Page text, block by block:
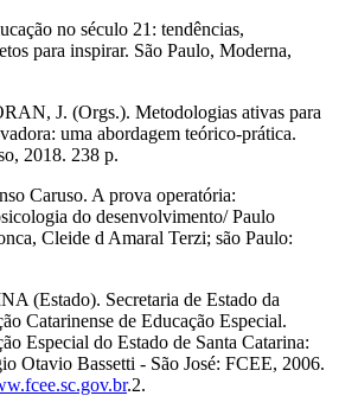
no século 21: tendências,
para inspirar. São Paulo, Moderna,
J. (Orgs.). Metodologias ativas para
uma abordagem teórico-prática.
2018. 238 p.
Caruso. A prova operatória:
do desenvolvimento/ Paulo
Cleide d Amaral Terzi; são Paulo:
(Estado). Secretaria de Estado da
Catarinense de Educação Especial.
Especial do Estado de Santa Catarina:
Otavio Bassetti - São José: FCEE, 2006.
.2.